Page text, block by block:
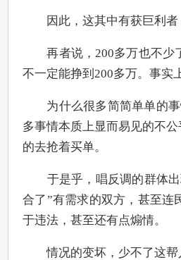
因此，这其中有获巨利者
再者说，200多万也不少
不一定能挣到200多万。事实
为什么很多简简单单的事
多事情本质上显而易见的不
的去抢着买单。
于是乎，唱反调的群体出
合了”有需求的双方，甚至
于违法，甚至还有点煽情。
情况的变坏，少不了这帮